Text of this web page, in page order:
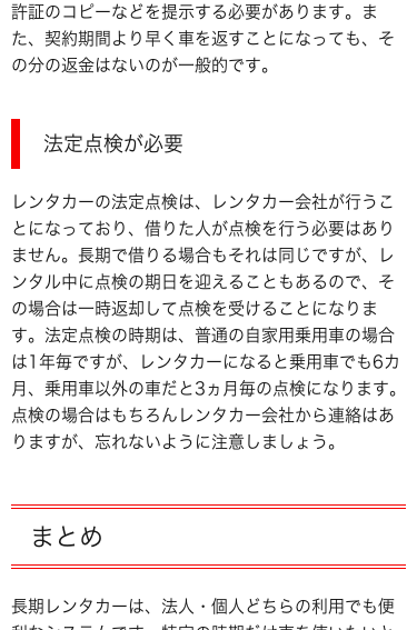
許証のコピーなどを提示する必要があります。ま
た、契約期間より早く車を返すことになっても、そ
の分の返金はないのが一般的です。
法定点検が必要
レンタカーの法定点検は、レンタカー会社が行うこ
とになっており、借りた人が点検を行う必要はあり
ません。長期で借りる場合もそれは同じですが、レ
ンタル中に点検の期日を迎えることもあるので、そ
の場合は一時返却して点検を受けることになりま
す。法定点検の時期は、普通の自家用乗用車の場合
は1年毎ですが、レンタカーになると乗用車でも6カ
月、乗用車以外の車だと3ヵ月毎の点検になります。
点検の場合はもちろんレンタカー会社から連絡はあ
りますが、忘れないように注意しましょう。
まとめ
長期レンタカーは、法人・個人どちらの利用でも便